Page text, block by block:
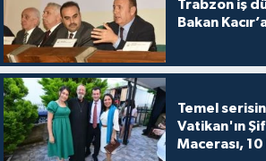
Trabzon iş
Bakan
Temel
Vatikan'ın
Macerası,